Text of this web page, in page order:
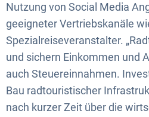
Nutzung von Social Media
geeigneter Vertriebskanäle
Spezialreiseveranstalter.
und sichern Einkommen und
auch Steuereinnahmen.
Bau radtouristischer
nach kurzer Zeit über die